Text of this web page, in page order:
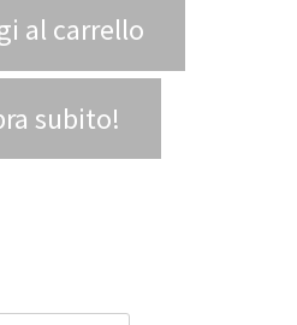
al carrello
subito!